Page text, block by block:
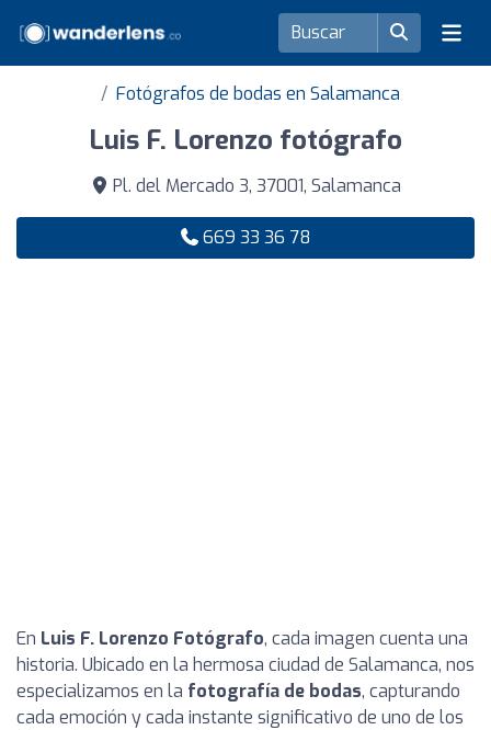
Fotógrafos de bodas en Salamanca
Luis F. Lorenzo fotógrafo
Pl. del Mercado 3, 37001, Salamanca
669 33 36 78
En Luis F. Lorenzo Fotógrafo, cada imagen cuenta una
historia. Ubicado en la hermosa ciudad de Salamanca, nos
especializamos en la fotografía de bodas, capturando
cada emoción y cada instante significativo de uno de los